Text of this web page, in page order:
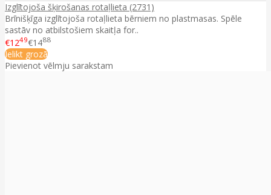
Izglītojoša šķirošanas rotaļlieta (2731)
Brīnišķīga izglītojoša rotaļlieta bērniem no plastmasas. Spēle
sastāv no atbilstošiem skaitļa for..
€1249€1488
Ielikt grozā
Pievienot vēlmju sarakstam